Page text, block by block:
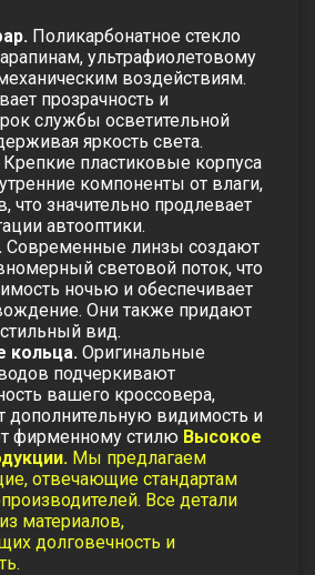
Поликарбонатное стекло
ультрафиолетовому
воздействиям.
прозрачность и
службы осветительной
яркость света.
Крепкие пластиковые корпуса
компоненты от влаги,
что значительно продлевает
автооптики.
Современные линзы создают
световой поток, что
ночью и обеспечивает
Они также придают
вид.
кольца. Оригинальные
подчеркивают
вашего кроссовера,
дополнительную видимость и
фирменному стилю Высокое
Мы предлагаем
отвечающие стандартам
Все детали
материалов,
долговечность и